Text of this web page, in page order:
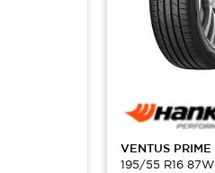
VENTUS PRIME
195/55 R16 87W